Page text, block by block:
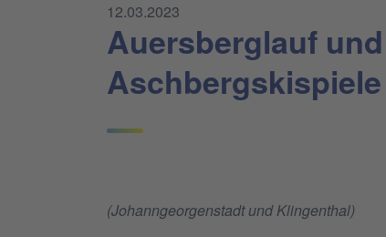
Auersberglauf und
Aschbergskispiele
12.03.2023
(Johanngeorgenstadt und Klingenthal)